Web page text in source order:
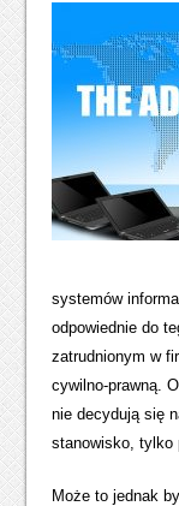
systemów
odpowiednie do
zatrudnionym w
cywilno-prawną.
nie decydują się
stanowisko, tylko
Może to jednak